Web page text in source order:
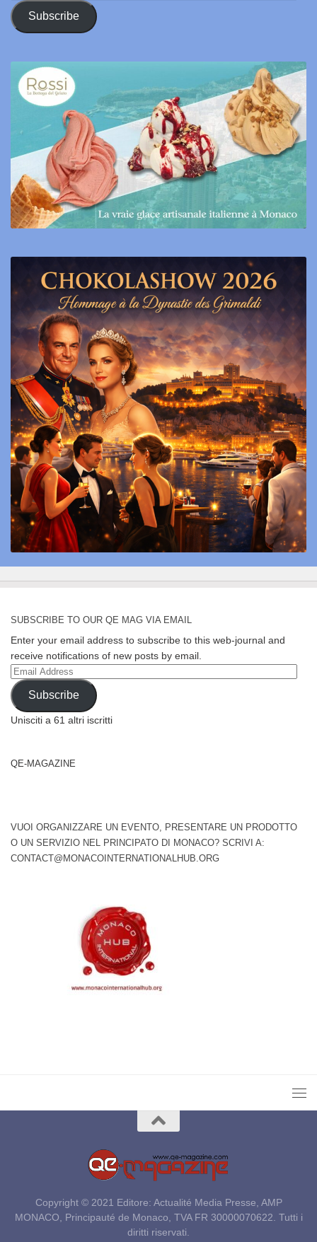
Address
Subscribe
SUBSCRIBE TO OUR QE MAG VIA EMAIL
Enter your email address to subscribe to this web-journal and
receive notifications of new posts by email.
Email
Address
Subscribe
Unisciti a 61 altri iscritti
QE-MAGAZINE
VUOI ORGANIZZARE UN EVENTO, PRESENTARE UN PRODOTTO
O UN SERVIZIO NEL PRINCIPATO DI MONACO? SCRIVI A:
CONTACT@MONACOINTERNATIONALHUB.ORG
Copyright © 2021 Editore: Actualité Media Presse, AMP
MONACO, Principauté de Monaco, TVA FR 30000070622. Tutti i
diritti riservati.